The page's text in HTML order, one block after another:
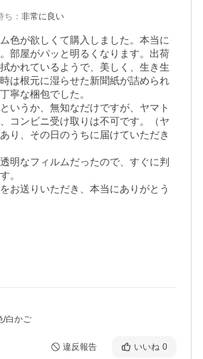
ち ： 非常に良い
色が欲しくて購入しました。本当に
部屋がパッと明るくなります。出荷
かれているようで、美しく、生き生
は根元に湿らせた新聞紙が詰められ
寧な梱包でした。
いうか、無知なだけですが、ヤマト
コンビニ受け取りは不可です。（ヤ
り、その日のうちに届けていただき
明なフィルムだったので、すぐに判
。
お送りいただき、本当にありがとう
/白かご
違反報告 いいね 0